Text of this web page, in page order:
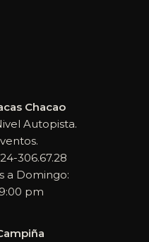
Chacao
Autopista.
306.67.28
a Domingo:
pm